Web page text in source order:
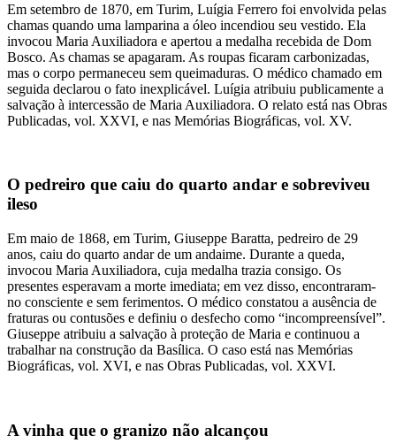
Em setembro de 1870, em Turim, Luígia Ferrero foi envolvida pelas
chamas quando uma lamparina a óleo incendiou seu vestido. Ela
invocou Maria Auxiliadora e apertou a medalha recebida de Dom
Bosco. As chamas se apagaram. As roupas ficaram carbonizadas,
mas o corpo permaneceu sem queimaduras. O médico chamado em
seguida declarou o fato inexplicável. Luígia atribuiu publicamente a
salvação à intercessão de Maria Auxiliadora. O relato está nas Obras
Publicadas, vol. XXVI, e nas Memórias Biográficas, vol. XV.
O pedreiro que caiu do quarto andar e sobreviveu
ileso
Em maio de 1868, em Turim, Giuseppe Baratta, pedreiro de 29
anos, caiu do quarto andar de um andaime. Durante a queda,
invocou Maria Auxiliadora, cuja medalha trazia consigo. Os
presentes esperavam a morte imediata; em vez disso, encontraram-
no consciente e sem ferimentos. O médico constatou a ausência de
fraturas ou contusões e definiu o desfecho como “incompreensível”.
Giuseppe atribuiu a salvação à proteção de Maria e continuou a
trabalhar na construção da Basílica. O caso está nas Memórias
Biográficas, vol. XVI, e nas Obras Publicadas, vol. XXVI.
A vinha que o granizo não alcançou